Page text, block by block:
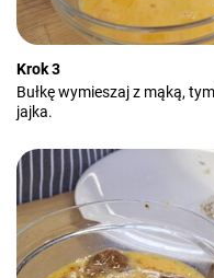
Krok 3
Bułkę wymieszaj z mąką,
jajka.